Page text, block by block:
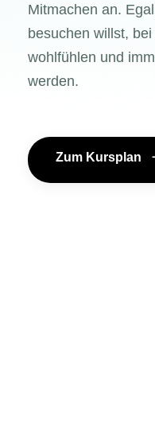
Mitmachen an.
besuchen willst,
wohlfühlen und
werden.
Zum Kursplan